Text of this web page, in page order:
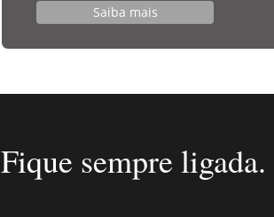
Saiba mais
Fique sempre ligada.